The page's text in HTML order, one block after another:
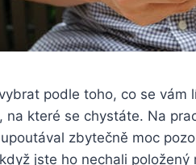
podle toho, co se
na které se chystáte. Na
zbytečně moc
jste ho nechali